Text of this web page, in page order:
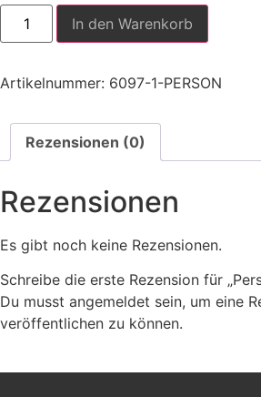
In den Warenkorb
Artikelnummer: 6097-1-PERSON
Rezensionen (0)
Rezensionen
Es gibt noch keine Rezensionen.
Schreibe die erste Rezension für
Du musst angemeldet sein, um eine
veröffentlichen zu können.